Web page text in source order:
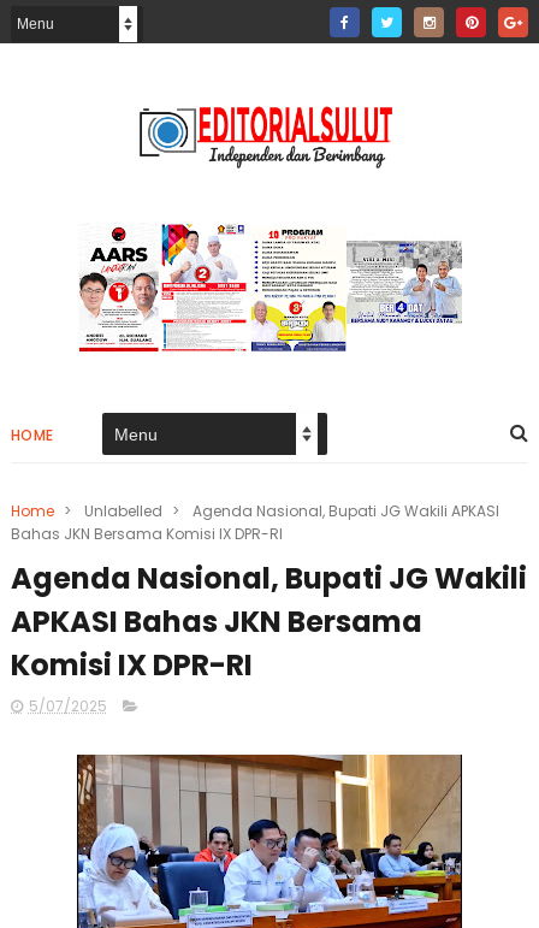
HOME
Home > Unlabelled >
Agenda Nasional, Bupati JG Wakili APKASI
Bahas JKN Bersama Komisi IX DPR-RI
Agenda Nasional, Bupati JG Wakili
APKASI Bahas JKN Bersama
Komisi IX DPR-RI
5/07/2025